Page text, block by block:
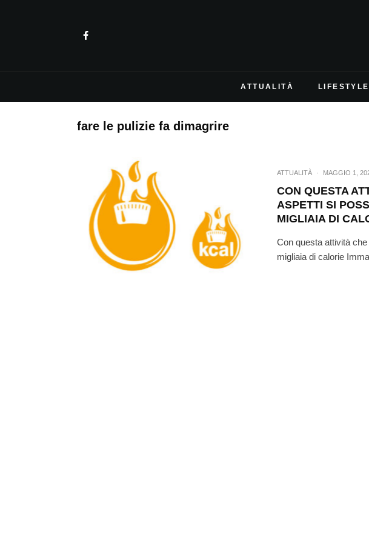
ATTUALITÀ LIFESTYLE
fare le pulizie fa dimagrire
ATTUALITÀ · MAGGIO 1,
CON QUESTA
ASPETTI SI
MIGLIAIA DI
Con questa attività
migliaia di calorie